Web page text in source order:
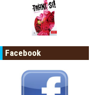
Facebook